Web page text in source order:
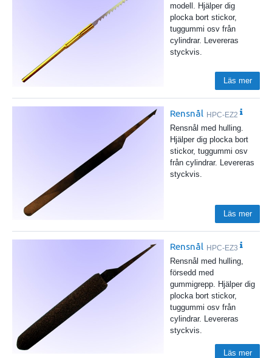
modell. Hjälper dig
plocka bort stickor,
tuggummi osv från
cylindrar. Levereras
styckvis.
Läs mer
Rensnål HPC-EZ2
Rensnål med hulling.
Hjälper dig plocka bort
stickor, tuggummi osv
från cylindrar. Levereras
styckvis.
Läs mer
Rensnål HPC-EZ3
Rensnål med hulling,
försedd med
gummigrepp. Hjälper dig
plocka bort stickor,
tuggummi osv från
cylindrar. Levereras
styckvis.
Läs mer